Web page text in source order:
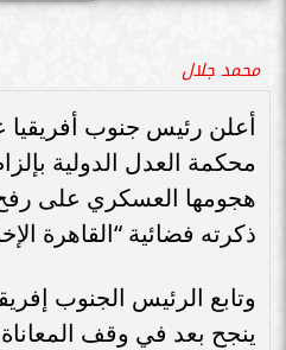
محمد جلال
أعلن رئيس جنوب أفريقيا
محكمة العدل الدولية
هجومها العسكري على رفح
ذكرته فضائية “القاهرة
وتابع الرئيس الجنوب
ينجح بعد في وقف